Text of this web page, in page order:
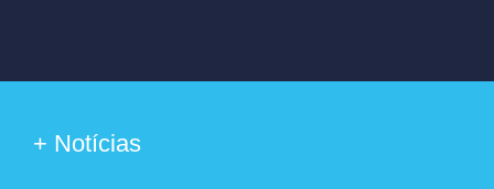
+ Notícias